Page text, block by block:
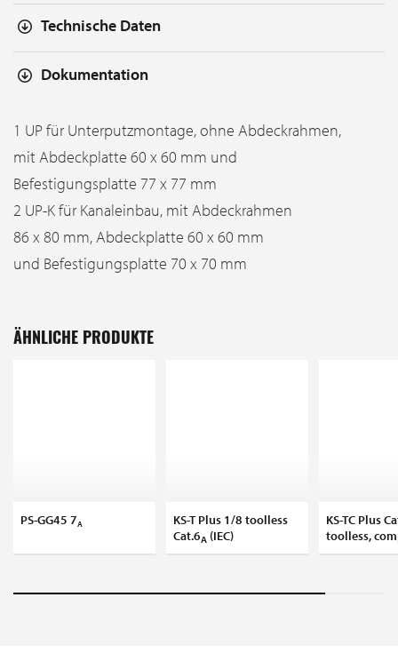
Technische Daten
Dokumentation
1 UP für Unterputzmontage, ohne Abdeckrahmen,
mit Abdeckplatte 60 x 60 mm und
Befestigungsplatte 77 x 77 mm
2 UP-K für Kanaleinbau, mit Abdeckrahmen
86 x 80 mm, Abdeckplatte 60 x 60 mm
und Befestigungsplatte 70 x 70 mm
ÄHNLICHE PRODUKTE
PS-GG45 7A
KS-T Plus 1/8 toolless
Cat.6A (IEC)
KS-TC Plus
toolless,